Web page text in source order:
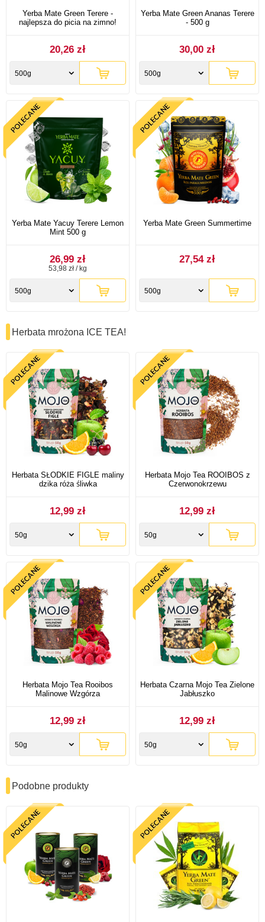
Yerba Mate Green Terere -
najlepsza do picia na zimno!
20,26 zł
500g
Yerba Mate Green Ananas Terere
- 500 g
30,00 zł
500g
Yerba Mate Yacuy Terere Lemon
Mint 500 g
26,99 zł
53,98 zł / kg
500g
Yerba Mate Green Summertime
27,54 zł
500g
Herbata mrożona ICE TEA!
Herbata SŁODKIE FIGLE maliny
dzika róża śliwka
12,99 zł
50g
Herbata Mojo Tea ROOIBOS z
Czerwonokrzewu
12,99 zł
50g
Herbata Mojo Tea Rooibos
Malinowe Wzgórza
12,99 zł
50g
Herbata Czarna Mojo Tea Zielone
Jabłuszko
12,99 zł
50g
Podobne produkty